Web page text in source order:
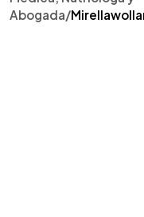
Abogada/